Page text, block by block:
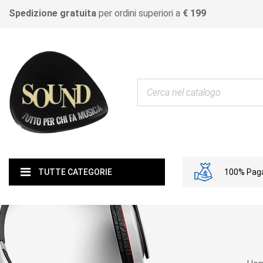
Spedizione gratuita per ordini superiori a € 199
TUTTE CATEGORIE 100%